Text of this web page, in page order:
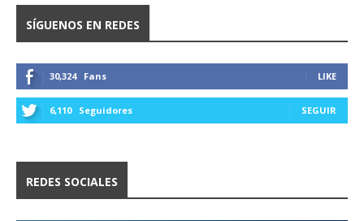
SÍGUENOS EN REDES
30,324 Fans LIKE
6,110 Seguidores SEGUIR
REDES SOCIALES